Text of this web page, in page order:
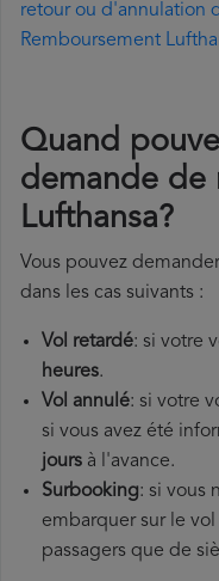
retour ou d'annulation
Remboursement
Quand
demande de
Lufthansa?
Vous pouvez
dans les cas suivants :
Vol retardé: si votre
heures.
Vol annulé: si votre
si vous avez été
jours à l'avance.
Surbooking: si vous
embarquer sur le
passagers que de